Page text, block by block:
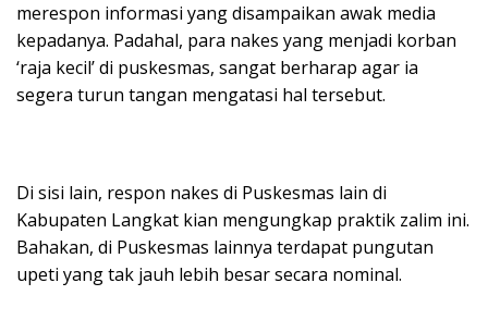
merespon informasi yang disampaikan awak media
kepadanya. Padahal, para nakes yang menjadi korban
‘raja kecil’ di puskesmas, sangat berharap agar ia
segera turun tangan mengatasi hal tersebut.
Di sisi lain, respon nakes di Puskesmas lain di
Kabupaten Langkat kian mengungkap praktik zalim ini.
Bahakan, di Puskesmas lainnya terdapat pungutan
upeti yang tak jauh lebih besar secara nominal.